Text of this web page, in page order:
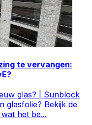
te vervangen:
glas? | Sunblock
glasfolie? Bekijk de
het be...